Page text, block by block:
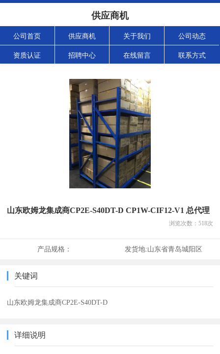
供应商机
公司首页 供应商机 关于我们 公司动态
资质认证 招聘中心 在线留言 联系方式
山东欧姆龙集成商CP2E-S40DT-D CP1W-CIF12-V1 总代理
浏览次数： 518次
产品规格： 发货地:山东省青岛城阳区
关键词
山东欧姆龙集成商CP2E-S40DT-D
详细说明